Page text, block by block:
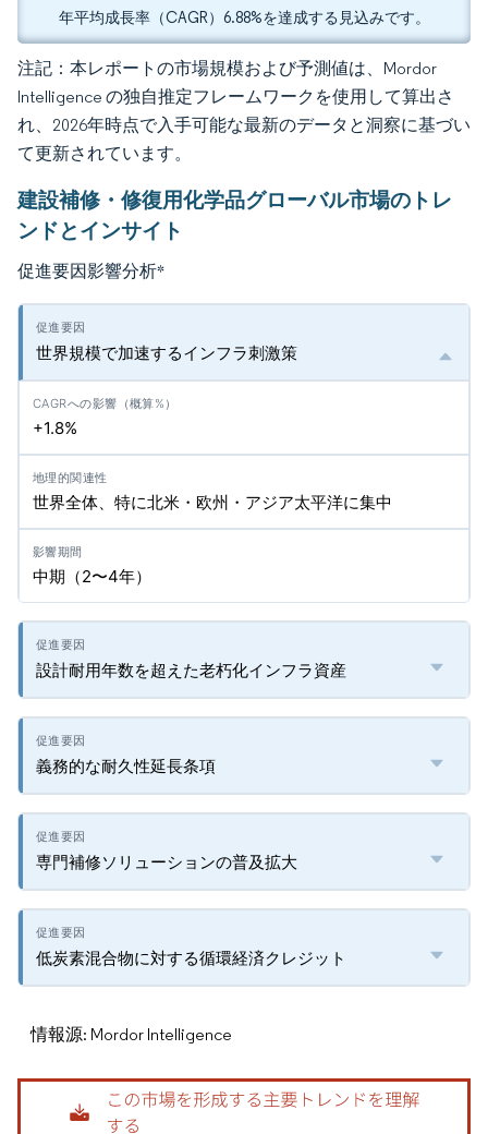
年平均成長率（CAGR）6.88%を達成する見込みです。
注記：本レポートの市場規模および予測値は、Mordor
Intelligence の独自推定フレームワークを使用して算出さ
れ、2026年時点で入手可能な最新のデータと洞察に基づい
て更新されています。
建設補修・修復用化学品グローバル市場のトレ
ンドとインサイト
促進要因影響分析*
世界規模で加速するインフラ刺激策
+1.8%
世界全体、特に北米・欧州・アジア太平洋に集中
中期（2〜4年）
設計耐用年数を超えた老朽化インフラ資産
義務的な耐久性延長条項
専門補修ソリューションの普及拡大
低炭素混合物に対する循環経済クレジット
情報源: Mordor Intelligence